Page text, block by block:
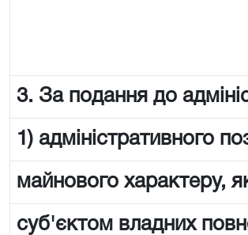
3. За подання до
1) адміністративного
майнового характеру,
суб'єктом владних